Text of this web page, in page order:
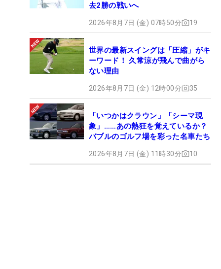
去2勝の戦いへ
2026年8月7日 (金) 07時50分 19
世界の最新スイングは「圧縮」がキ
ーワード！ 久常涼が飛んで曲がら
ない理由
2026年8月7日 (金) 12時00分 35
「いつかはクラウン」「シーマ現
象」……あの熱狂を覚えているか？
バブルのゴルフ場を彩った名車たち
2026年8月7日 (金) 11時30分 10